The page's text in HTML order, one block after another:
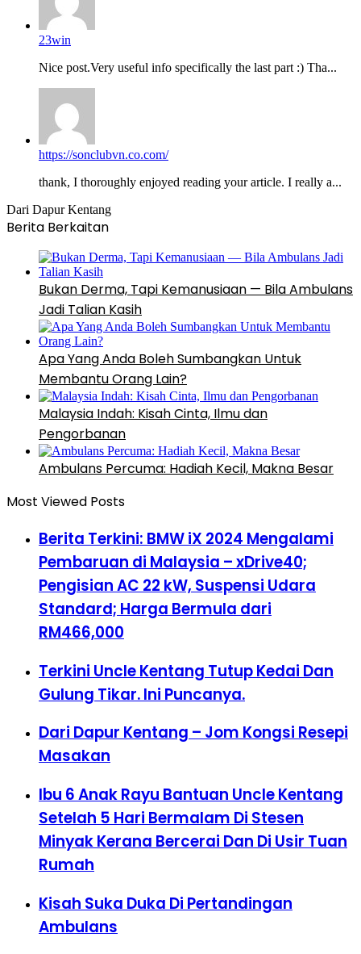
23win
Nice post.Very useful info specifically the last part :) Tha...
https://sonclubvn.co.com/
thank, I thoroughly enjoyed reading your article. I really a...
Dari Dapur Kentang
Berita Berkaitan
Bukan Derma, Tapi Kemanusiaan — Bila Ambulans
Jadi Talian Kasih
Apa Yang Anda Boleh Sumbangkan Untuk
Membantu Orang Lain?
Malaysia Indah: Kisah Cinta, Ilmu dan
Pengorbanan
Ambulans Percuma: Hadiah Kecil, Makna Besar
Most Viewed Posts
Berita Terkini: BMW iX 2024 Mengalami
Pembaruan di Malaysia – xDrive40;
Pengisian AC 22 kW, Suspensi Udara
Standard; Harga Bermula dari
RM466,000
Terkini Uncle Kentang Tutup Kedai Dan
Gulung Tikar. Ini Puncanya.
Dari Dapur Kentang – Jom Kongsi Resepi
Masakan
Ibu 6 Anak Rayu Bantuan Uncle Kentang
Setelah 5 Hari Bermalam Di Stesen
Minyak Kerana Bercerai Dan Di Usir Tuan
Rumah
Kisah Suka Duka Di Pertandingan
Ambulans